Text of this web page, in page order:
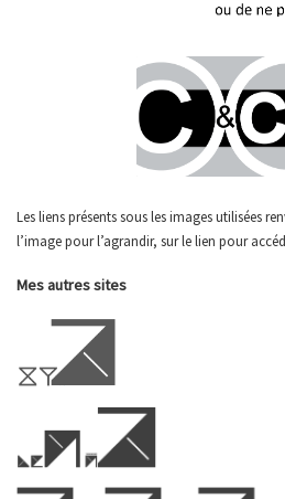
Les liens présents sous les images utilisées
l’image pour l’agrandir, sur le lien pour
Mes autres sites